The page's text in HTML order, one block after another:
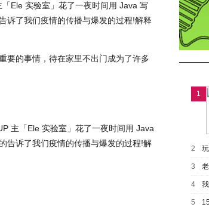
Ele 实验室」花了一夜时间用 Java 写
诉了我们疫情的传播与爆发的过程!解释
要的事情，待在家里不出门成为了许多
主「Ele 实验室」花了一夜时间用 Java
告诉了我们疫情的传播与爆发的过程!解
1
2
3
4
5